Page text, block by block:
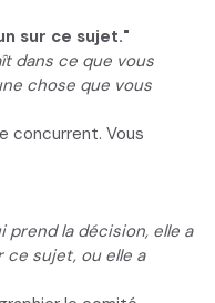
sur ce sujet."
dans ce que vous
chose que vous
concurrent. Vous
prend la décision, elle a
ce sujet, ou elle a